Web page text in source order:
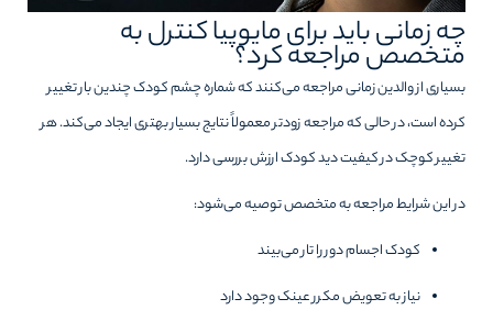
چه زمانی باید برای مایوپیا کنترل به
متخصص مراجعه کرد؟
بسیاری از والدین زمانی مراجعه می‌کنند که شماره چشم کودک چندین بار تغییر
کرده است، در حالی که مراجعه زودتر معمولاً نتایج بسیار بهتری ایجاد می‌کند. هر
تغییر کوچک در کیفیت دید کودک ارزش بررسی دارد.
در این شرایط مراجعه به متخصص توصیه می‌شود:
کودک اجسام دور را تار می‌بیند
نیاز به تعویض مکرر عینک وجود دارد